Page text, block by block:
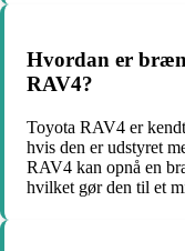
Hvordan er
RAV4?
Toyota RAV4 er
hvis den er udstyret
RAV4 kan opnå en
hvilket gør den til et